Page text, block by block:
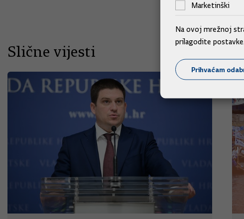
Slične vijesti
Marketinški
Na ovoj mrežnoj
prilagodite postavke.
Prihvaćam